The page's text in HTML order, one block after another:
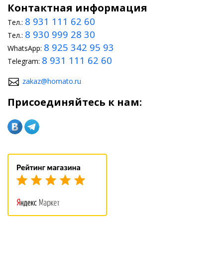
Контактная информация
Тел.: 8 931 111 62 60
Тел.: 8 930 999 28 30
WhatsApp: 8 925 342 95 93
Telegram: 8 931 111 62 60
zakaz@homato.ru
Присоединяйтесь к нам: